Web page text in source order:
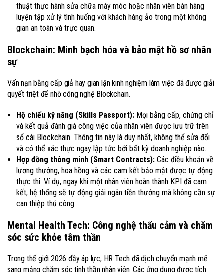
thuật thực hành sửa chữa máy móc hoặc nhân viên bán hàng
luyện tập xử lý tình huống với khách hàng ảo trong một không
gian an toàn và trực quan.
Blockchain: Minh bạch hóa và bảo mật hồ sơ nhân
sự
Vấn nạn bằng cấp giả hay gian lận kinh nghiệm làm việc đã được giải
quyết triệt để nhờ công nghệ Blockchain.
Hộ chiếu kỹ năng (Skills Passport): Mọi bằng cấp, chứng chỉ
và kết quả đánh giá công việc của nhân viên được lưu trữ trên
sổ cái Blockchain. Thông tin này là duy nhất, không thể sửa đổi
và có thể xác thực ngay lập tức bởi bất kỳ doanh nghiệp nào.
Hợp đồng thông minh (Smart Contracts): Các điều khoản về
lương thưởng, hoa hồng và các cam kết bảo mật được tự động
thực thi. Ví dụ, ngay khi một nhân viên hoàn thành KPI đã cam
kết, hệ thống sẽ tự động giải ngân tiền thưởng mà không cần sự
can thiệp thủ công.
Mental Health Tech: Công nghệ thấu cảm và chăm
sóc sức khỏe tâm thần
Trong thế giới 2026 đầy áp lực, HR Tech đã dịch chuyển mạnh mẽ
sang mảng chăm sóc tinh thần nhân viên. Các ứng dụng được tích